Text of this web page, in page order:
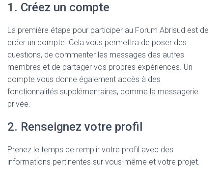
1. Créez un compte
La première étape pour participer au Forum Abrisud est de
créer un compte. Cela vous permettra de poser des
questions, de commenter les messages des autres
membres et de partager vos propres expériences. Un
compte vous donne également accès à des
fonctionnalités supplémentaires, comme la messagerie
privée.
2. Renseignez votre profil
Prenez le temps de remplir votre profil avec des
informations pertinentes sur vous-même et votre projet.